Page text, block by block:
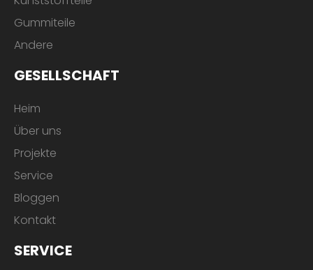
Gummiteile
Andere
GESELLSCHAFT
Heim
Über uns
Projekte
Service
Bloggen
Kontakt
SERVICE